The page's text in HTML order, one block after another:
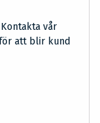
vår
att blir kund